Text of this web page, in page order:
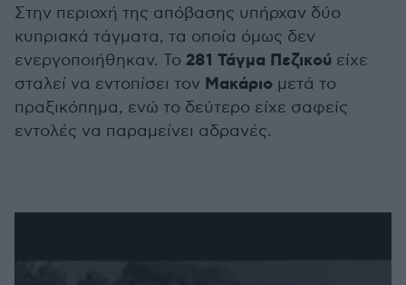
Στην περιοχή της απόβασης υπήρχαν δύο
κυπριακά τάγματα, τα οποία όμως δεν
ενεργοποιήθηκαν. Το 281 Τάγμα Πεζικού είχε
σταλεί να εντοπίσει τον Μακάριο μετά το
πραξικόπημα, ενώ το δεύτερο είχε σαφείς
εντολές να παραμείνει αδρανές.